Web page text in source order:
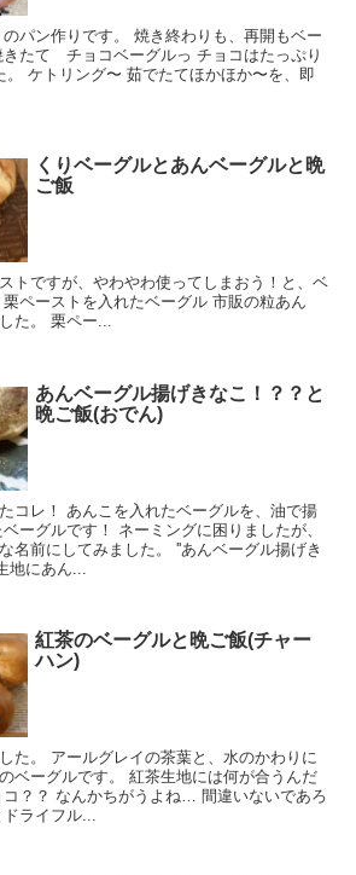
パン作りです。 焼き終わりも、再開もベー
きたて チョコベーグルっ チョコはたっぷり
。 ケトリング〜 茹でたてほかほか〜を、即
くりベーグルとあんベーグルと晩
ご飯
トですが、やわやわ使ってしまおう！と、ベ
ペーストを入れたベーグル 市販の粒あん
た。 栗ペー...
あんベーグル揚げきなこ！？？と
晩ご飯(おでん)
コレ！ あんこを入れたベーグルを、油で揚
ーグルです！ ネーミングに困りましたが、
名前にしてみました。 ''あんベーグル揚げき
地にあん...
紅茶のベーグルと晩ご飯(チャー
ハン)
た。 アールグレイの茶葉と、水のかわりに
ベーグルです。 紅茶生地には何が合うんだ
？？ なんかちがうよね… 間違いないであろ
ライフル...